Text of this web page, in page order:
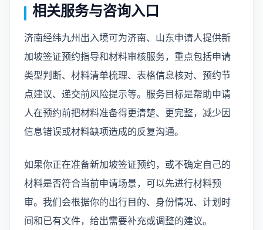
相关服务与咨询入口
济南经纬九州出入境可为济南、山东申请人提供新
加坡签证预约指导和材料审核服务，重点包括申请
类型判断、材料清单梳理、表格信息核对、预约节
点建议、递交前风险提示等。服务目标是帮助申请
人在预约前把材料准备得更清楚、更完整，减少因
信息错误或材料缺项造成的反复沟通。
如果你正在准备新加坡签证预约，或不确定自己的
材料是否符合当前申请场景，可以先进行材料预
审。我们会根据你的出行目的、身份情况、计划时
间和已有文件，给出需要补充或调整的建议。